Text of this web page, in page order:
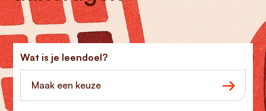
Wat is je leendoel?
Maak een keuze